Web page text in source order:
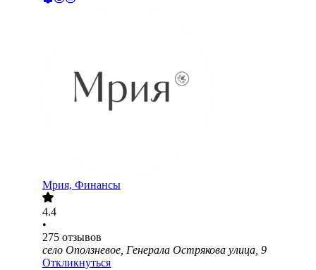
Мрия, Финансы
4.4
•
275 отзывов
село Оползневое, Генерала Острякова улица, 9
Откликнуться